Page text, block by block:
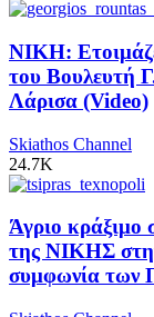
ΝΙΚΗ:
του Βουλευτή
Λάρισα (Video)
Skiathos Channel
24.7K
Άγριο κράξιμο
της ΝΙΚΗΣ
συμφωνία των